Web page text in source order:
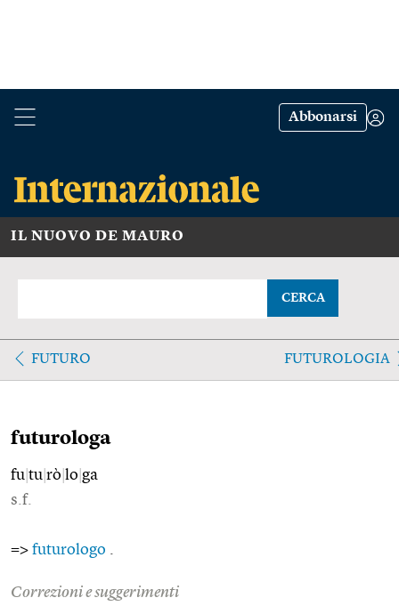
Abbonarsi
IL NUOVO DE MAURO
CERCA
FUTURO FUTUROLOGIA
futurologa
fu tu rò lo ga
s.f.
=> futurologo
Correzioni e suggerimenti